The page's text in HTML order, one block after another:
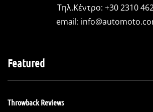
Τηλ.Κέντρο: +30 2310
email:
Featured
Throwback Reviews